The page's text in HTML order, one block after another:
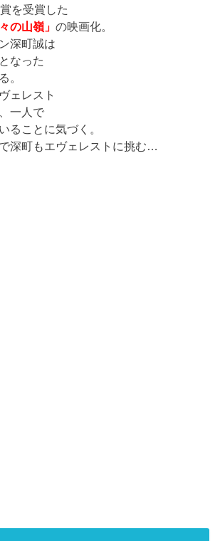
を受賞した
の山嶺」の映画化。
深町誠は
なった
。
ェレスト
一人で
ることに気づく。
深町もエヴェレストに挑む…